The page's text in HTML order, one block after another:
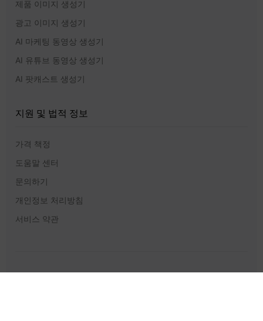
제품 이미지 생성기
광고 이미지 생성기
AI 마케팅 동영상 생성기
AI 유튜브 동영상 생성기
AI 팟캐스트 생성기
지원 및 법적 정보
가격 책정
도움말 센터
문의하기
개인정보 처리방침
서비스 약관